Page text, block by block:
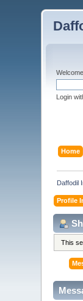
Login
Home
Daffodil
Profile
This